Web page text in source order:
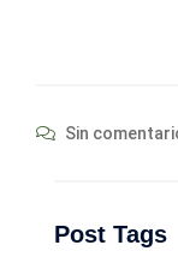
Sin
Post Tags